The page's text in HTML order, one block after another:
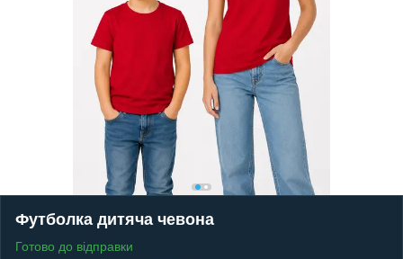
Футболка дитяча чевона
Готово до відправки